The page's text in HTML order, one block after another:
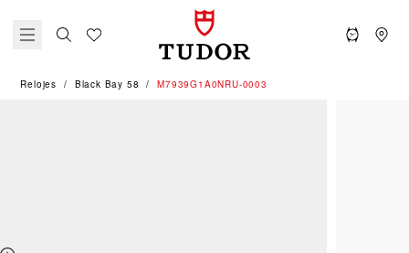
Relojes Black Bay 58 M7939G1A0NRU-0003